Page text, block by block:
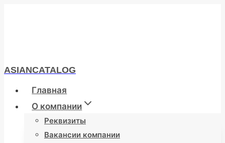
ASIANCATALOG
Главная
О компании
Реквизиты
Вакансии компании